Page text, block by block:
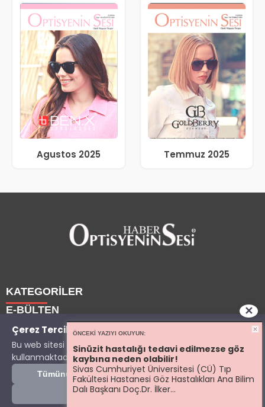
Agustos 2025 Temmuz 2025
KATEGORİLER
Yazarlarımız
Etkinlik
Optisyen
Eğitim
E-BÜLTEN
optisyeninsesi.come-bültenine abone olarak, tarafınıza
haber, duyuru ve kampanya içerikli e-postaların
gönderilmesini kabul etmiş olursunuz.
Copyright © 2025 OptisyeninSesi Tüm Hakları Saklıdır.
Çerez Tercihleriniz
Bu web sitesi deneyiminizi geliştirmek için çerezler
kullanmaktadır.KVKK Aydınlatma Metni'ni inceleyebilirsiniz.
Tümünü Kabul Et Tümünü Reddet
⚙ Çerez Ayarları
✕
Son dakika gelişmelerinden ilk sen haberdar ol.
İzin Ver Sonra
ÖNCEKI YAZIYI OKUYUN:
Sinüzit hastalığı tedavi edilmezse göz
kaybına neden olabilir!
Sivas Cumhuriyet Üniversitesi (CÜ) Tıp
Fakültesi Hastanesi Göz Hastalıkları Ana Bilim
Dalı Başkanı Doç.Dr. İlker...